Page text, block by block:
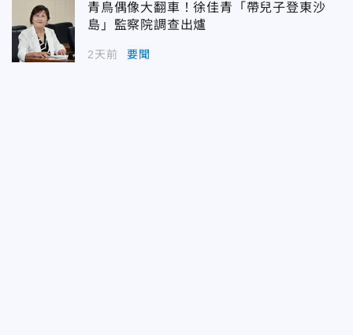
青鳥偶像大翻車！徐佳青「帶兒子登東沙
島」監察院調查出爐
2天前 要聞